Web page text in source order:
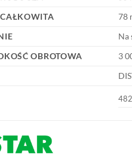
78
Na
OBROTOWA
3